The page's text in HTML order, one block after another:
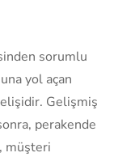
sorumlu
yol açan
Gelişmiş
perakende
müşteri